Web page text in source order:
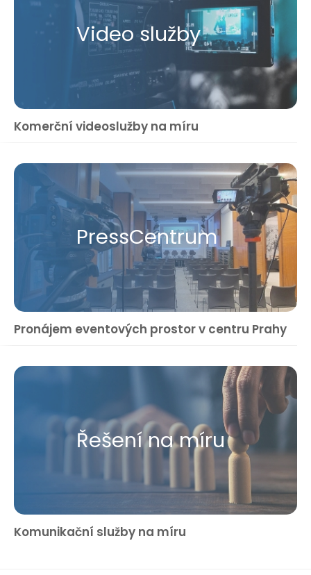
Video služby
Komerční videoslužby na míru
Press​Centrum
Pronájem eventových prostor v centru Prahy
Řešení na míru
Komunikační služby na míru